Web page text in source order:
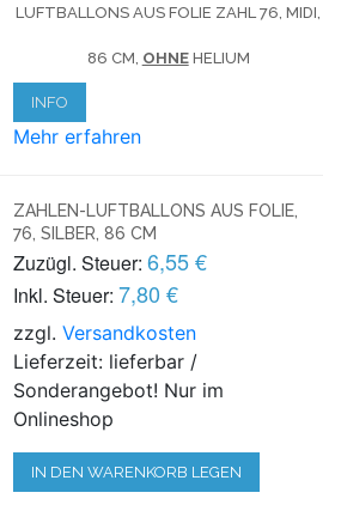
LUFTBALLONS AUS FOLIE ZAHL 76, MIDI,
86 CM, OHNEHELIUM
INFO
Mehr erfahren
ZAHLEN-LUFTBALLONS AUS FOLIE,
76, SILBER, 86 CM
Zuzügl. Steuer: 6,55 €
Inkl. Steuer: 7,80 €
zzgl.Versandkosten
Lieferzeit: lieferbar /
Sonderangebot! Nur im
Onlineshop
IN DEN WARENKORB LEGEN